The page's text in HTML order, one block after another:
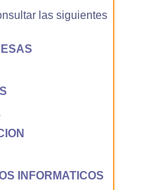
las siguientes
INFORMATICOS